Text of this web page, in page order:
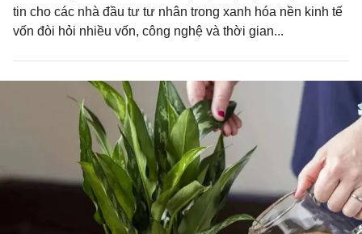
tin cho các nhà đầu tư tư nhân trong xanh hóa nền kinh tế
vốn đòi hỏi nhiều vốn, công nghệ và thời gian...